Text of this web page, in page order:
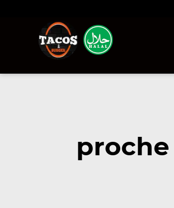
proche